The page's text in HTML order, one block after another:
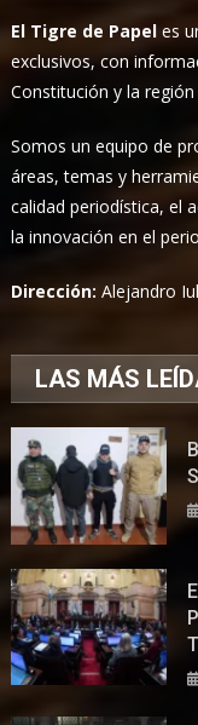
El Tigre de Papel es
exclusivos, con
Constitución y la
Somos un equipo de
áreas, temas y
calidad periodística, el
la innovación en el
Dirección:Alejandro
LAS MÁS